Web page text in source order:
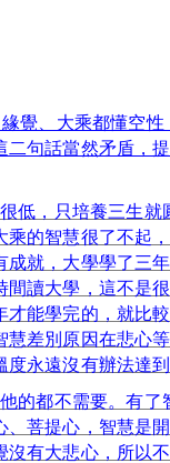
覺、大乘都懂空
句話當然矛盾，
低，只培養三生
的智慧很了不起
就，大學學了三
讀大學，這不是
能學完的，就比
差別原因在悲心
永遠沒有辦法達
的都不需要。有
菩提心，智慧是
有大悲心，所以不